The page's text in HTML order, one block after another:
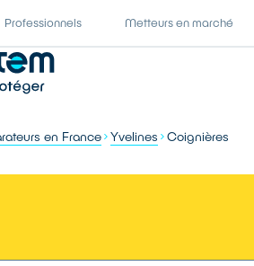
Professionnels Metteurs en marché
en France Yvelines Coignières